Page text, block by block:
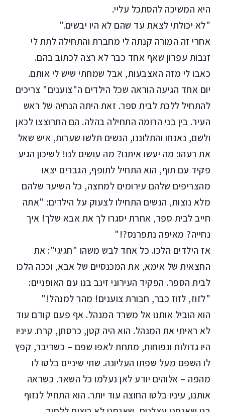
היא המשיכה להסתכל עליי.
"לא יכולתי לצאת עד שהם לא היו יבשים."
אחרי זה המורה קנתה לי מחברת והתחילה לתת לי
זנבות עפרון שאף אחד כבר לא רצה לכתוב בהם.
כאבו לי מזה האצבעות, אבל שמחתי שיש לי אותם.
יום אחד הגיעה הוראה שכל הילדים ה"צוענים" צריכים
להתחיל ללכת לבית ספר. זאת היתה הנחיה של ראש
העיר. בין בני הרומה התחילה בהלה. הם התרוצצו לכאן
ולשם, נאנחו והתלוננו, הנשים תלשו שערות, איש שאל
את רעהו: מה יעשו איתנו? מה עושים לנו! לשיכון הגיע
פקיד עם תוף, הוא התחיל לתופף, הגברים יצאו
מהצריפים שלהם עירומים למחצה, כל השיער שלהם
מלא נוצות, הנשים התחילו לצעוק על הילדים: "אתה
חייב לבית ספר, אחרת יסגרו לך את אבא שלך! איך
נחייה? מאיפה נתפרנס?!"
אז הילדים הלכו. כל אחד לבש משהו "חגיגי": את
החצאית של אימא, את המכנסיים של אבא, וככה הלכו
לבית הספר. הפקיד העירוני זינב בנו עם האופניים:
"לזוז, לזוז כבר, חבורת צוענים! מהר למנהל!"
הוא הוביל אותנו אל משרד המנהל. אף פעם קודם עוד
לא ראיתי את המנהל. הוא היה קטן, כרסתן, קרח. עיניו
היו גדולות ונפוחות, מתחת לאפו שפם – כשדיבר, קפץ
לו השפם מעל שפתו העליונה. שתי שיניים בלטו לו
מהפה – אלוהים יודע לאן נעלמו כל השאר. כשראה
אותנו, עיניו בלטו החוצה עוד יותר. הוא התחיל לנזוף